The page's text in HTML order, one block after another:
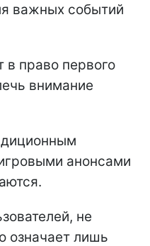
важных событий
в право первого
внимание
анонсами
не
означает лишь